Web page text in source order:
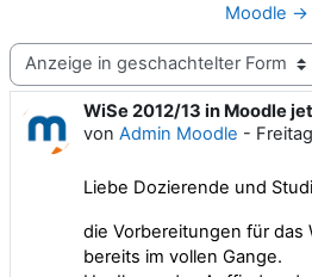
Moodle →
Anzeigemodus
WiSe 2012/13 in Moodle
von Admin Moodle -
Anzahl Antworten: 0
Liebe Dozierende und
die Vorbereitungen für das
bereits im vollen Gange.